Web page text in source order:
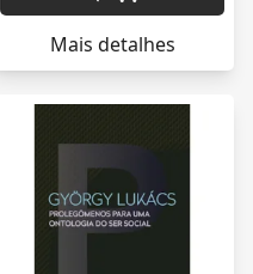
Mais detalhes